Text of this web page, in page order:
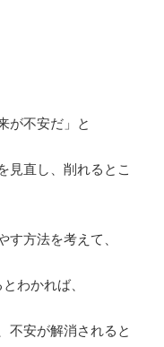
が不安だ」と
見直し、削れるとこ
す方法を考えて、
わかれば、
不安が解消されると